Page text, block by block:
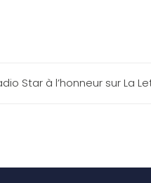
Star à l’honneur sur La